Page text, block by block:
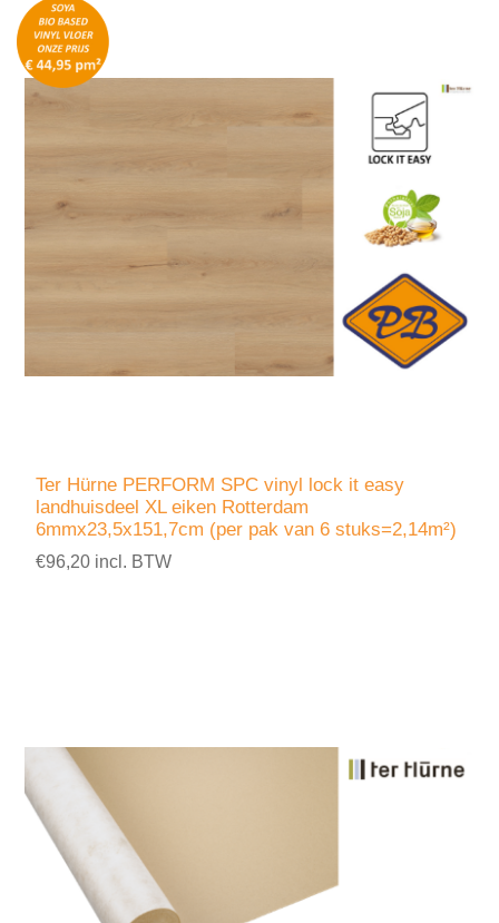
Ter Hürne PERFORM SPC vinyl lock it easy
landhuisdeel XL eiken Rotterdam
6mmx23,5x151,7cm (per pak van 6 stuks=2,14m²)
€96,20 incl. BTW